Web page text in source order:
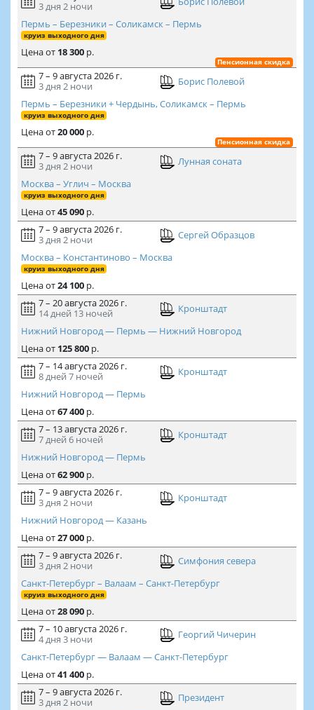
3 дня 2 ночи
Пермь – Березники – Соликамск – Пермь
круиз выходного дня
Ценаот 18 300р.
Пенсионная скидка
7 – 9 августа 2026 г.
3 дня 2 ночи
Борис Полевой
Пермь – Березники + Чердынь, Соликамск – Пермь
круиз выходного дня
Ценаот20 000р.
Пенсионная скидка
7 – 9 августа 2026 г.
3 дня 2 ночи
Лунная соната
Москва – Углич – Москва
круиз выходного дня
Ценаот45 090р.
7 – 9 августа 2026 г.
3 дня 2 ночи
Сергей Образцов
Москва – Константиново – Москва
круиз выходного дня
Ценаот24 100р.
7 – 20 августа 2026 г.
14 дней 13 ночей
Кронштадт
Нижний Новгород — Пермь — Нижний Новгород
Ценаот 125 800р.
7 – 14 августа 2026 г.
8 дней 7 ночей
Кронштадт
Нижний Новгород — Пермь
Ценаот67 400р.
7 – 13 августа 2026 г.
7 дней 6 ночей
Кронштадт
Нижний Новгород — Пермь
Ценаот62 900р.
7 – 9 августа 2026 г.
3 дня 2 ночи
Кронштадт
Нижний Новгород — Казань
Ценаот27 000р.
7 – 9 августа 2026 г.
3 дня 2 ночи
Симфония севера
Санкт-Петербург – Валаам – Санкт-Петербург
круиз выходного дня
Ценаот28 090р.
7 – 10 августа 2026 г.
4 дня 3 ночи
Георгий Чичерин
Санкт-Петербург — Валаам — Санкт-Петербург
Ценаот41 400р.
7 – 9 августа 2026 г.
3 дня 2 ночи
Президент